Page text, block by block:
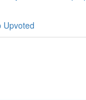
Upvoted